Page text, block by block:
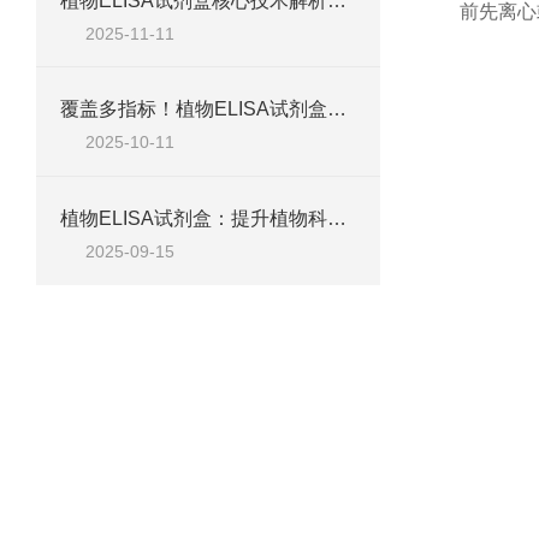
2025-11-11
覆盖多指标！植物ELISA试剂盒，适配脱落酸、生长素、植保素等检测需求
2025-10-11
植物ELISA试剂盒：提升植物科学研究效率的关键工具
2025-09-15
前先离